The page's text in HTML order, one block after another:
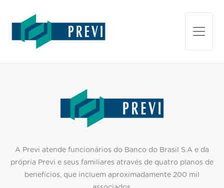
A Previ atende funcionários do Banco do Brasil S.A e da
própria Previ e seus familiares através de quatro planos de
benefícios, que incluem aproximadamente 200 mil